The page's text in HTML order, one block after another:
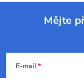
Mějte
E-mail